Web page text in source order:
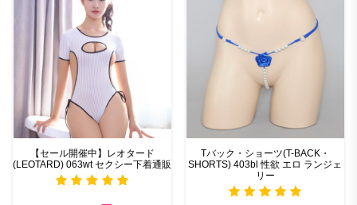
【セール開催中】レオタード
(LEOTARD) 063wt セクシー下着通販
Tバック・ショーツ(T-BACK・
SHORTS) 403bl 性欲 エロ ランジェ
リー